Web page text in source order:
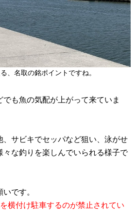
、名取の銘ポイントですね。
でも魚の気配が上がって来ていま
、サビキでセッパなど狙い、泳がせ
々な釣りを楽しんでいられる様子で
です。
横付け駐車するのが禁止されてい